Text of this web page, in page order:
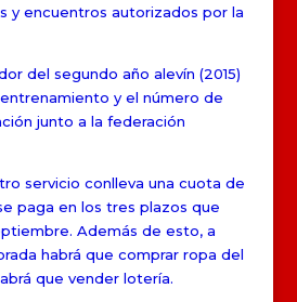
y encuentros autorizados por la
del segundo año alevín (2015)
y el número de
junto a la federación
servicio conlleva una cuota de
paga en los tres plazos que
Además de esto, a
habrá que comprar ropa del
que vender lotería.